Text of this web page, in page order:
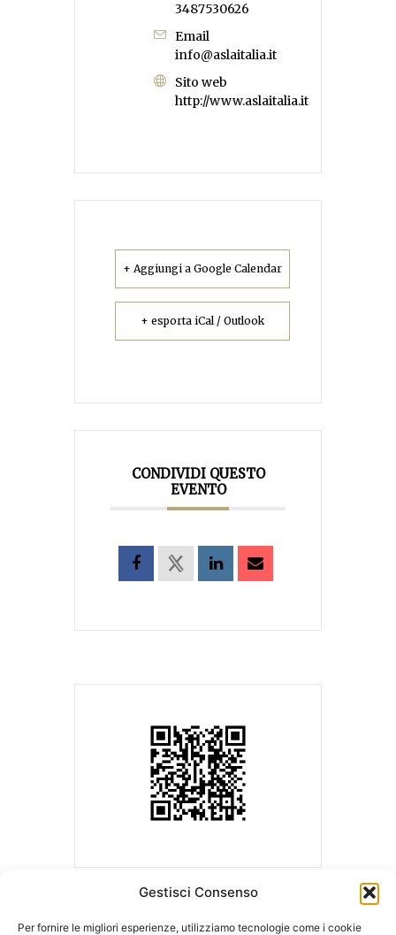
Gestisci Consenso
Per fornire le migliori esperienze, utilizziamo tecnologie come i cookie
3487530626
Email
info@aslaitalia.it
Sito web
http://www.aslaitalia.it
+ Aggiungi a Google Calendar
+ esporta iCal / Outlook
CONDIVIDI QUESTO
EVENTO